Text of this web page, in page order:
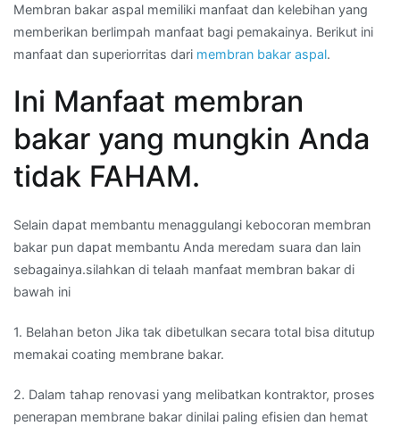
Membran bakar aspal memiliki manfaat dan kelebihan yang
memberikan berlimpah manfaat bagi pemakainya. Berikut ini
manfaat dan superiorritas dari membran bakar aspal.
Ini Manfaat membran
bakar yang mungkin Anda
tidak FAHAM.
Selain dapat membantu menaggulangi kebocoran membran
bakar pun dapat membantu Anda meredam suara dan lain
sebagainya.silahkan di telaah manfaat membran bakar di
bawah ini
1. Belahan beton Jika tak dibetulkan secara total bisa ditutup
memakai coating membrane bakar.
2. Dalam tahap renovasi yang melibatkan kontraktor, proses
penerapan membrane bakar dinilai paling efisien dan hemat